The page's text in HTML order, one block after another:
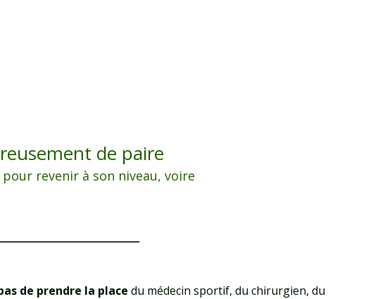
de paire
revenir à son niveau, voire
de prendre la place du médecin sportif, du chirurgien, du